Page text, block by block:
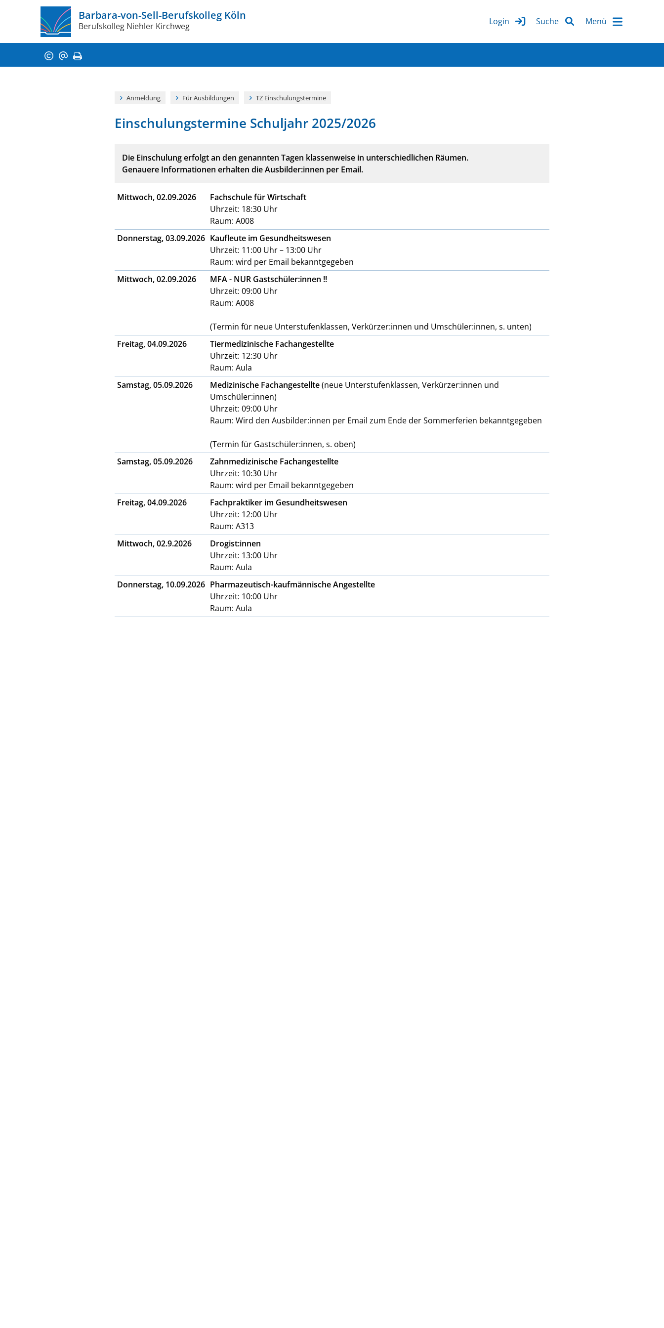
Barbara-von-Sell­­-Berufskolleg Köln
Berufskolleg Niehler Kirchweg Login Suche
Anmeldung Für Ausbildungen TZ Einschulungstermine
Einschulungstermine Schuljahr 2025/2026
Die Einschulung erfolgt an den genannten Tagen klassenweise in unterschiedlichen Räumen.
Genauere Informationen erhalten die Ausbilder:innen per Email.
Mittwoch, 02.09.2026
Fachschule für Wirtschaft
Uhrzeit: 18:30 Uhr
Raum: A008
Donnerstag, 03.09.2026 Kaufleute im Gesundheitswesen
Uhrzeit: 11:00 Uhr – 13:00 Uhr
Raum: wird per Email bekanntgegeben
Mittwoch, 02.09.2026
MFA - NUR Gastschüler:innen !!
Uhrzeit: 09:00 Uhr
Raum: A008
(Termin für neue Unterstufenklassen, Verkürzer:innen und Umschüler:innen, s. unten)
Freitag, 04.09.2026
Tiermedizinische Fachangestellte
Uhrzeit: 12:30 Uhr
Raum: Aula
Samstag, 05.09.2026
Medizinische Fachangestellte(neue Unterstufenklassen, Verkürzer:innen und
Umschüler:innen)
Uhrzeit: 09:00 Uhr
Raum: Wird den Ausbilder:innen per Email zum Ende der Sommerferien bekanntgegeben
(Termin für Gastschüler:innen, s. oben)
Samstag, 05.09.2026
Zahnmedizinische Fachangestellte
Uhrzeit: 10:30 Uhr
Raum: wird per Email bekanntgegeben
Freitag, 04.09.2026
Fachpraktiker im Gesundheitswesen
Uhrzeit: 12:00 Uhr
Raum: A313
Mittwoch, 02.9.2026
Drogist:innen
Uhrzeit: 13:00 Uhr
Raum: Aula
Donnerstag, 10.09.2026 Pharmazeutisch-kaufmännische Angestellte
Uhrzeit: 10:00 Uhr
Raum: Aula